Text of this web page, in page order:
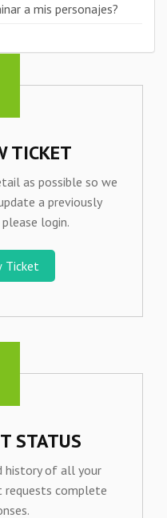
a mis personajes?
TICKET
as possible so we
a previously
login.
Ticket
STATUS
history of all your
requests complete